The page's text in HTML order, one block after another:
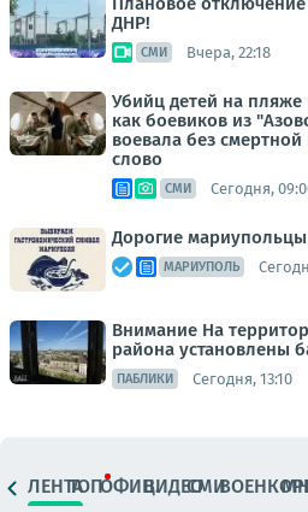
ДНР!
СМИ Вчера, 22:18
Убийц детей на
как боевиков из
воевала без смертной
слово
СМИ Сегодня,
Дорогие мариупольцы
МАРИУПОЛЬ
Внимание На
района установлены
ПАБЛИКИ Сегодня, 13:10
ЛЕНТАТОПОФИЦ.ВИДЕОСМИ